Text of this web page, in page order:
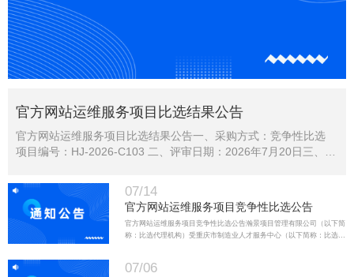
官方网站运维服务项目比选结果公告
官方网站运维服务项目比选结果公告一、采购方式：竞争性比选
项目编号：HJ-2026-C103 二、评审日期：2026年7月20日三、公
年）中选供应商地址官方网站运维服务项目47000重庆创松科技有
限公司重庆市南岸区南坪镇兰…
07/14
官方网站运维服务项目竞争性比选公告
官方网站运维服务项目竞争性比选公告瀚景项目管理有限公司（以下简
称：比选代理机构）受重庆市制造业人才服务中心（以下简称：比选
中选…
07/06